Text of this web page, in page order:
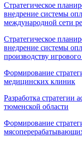
Стратегическое
внедрение системы
международной сети
Стратегическое
внедрение системы
производству
Формирование
медицинских клиник
Разработка стратегии
тюменской области
Формирование